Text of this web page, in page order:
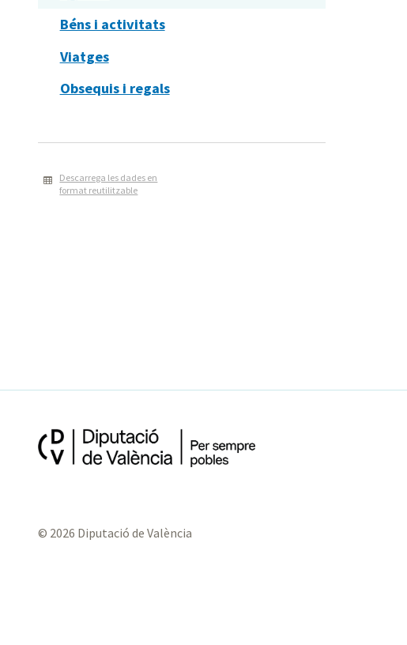
Béns i activitats
Viatges
Obsequis i regals
Descarrega les dades en
format reutilitzable
© 2026 Diputació de València